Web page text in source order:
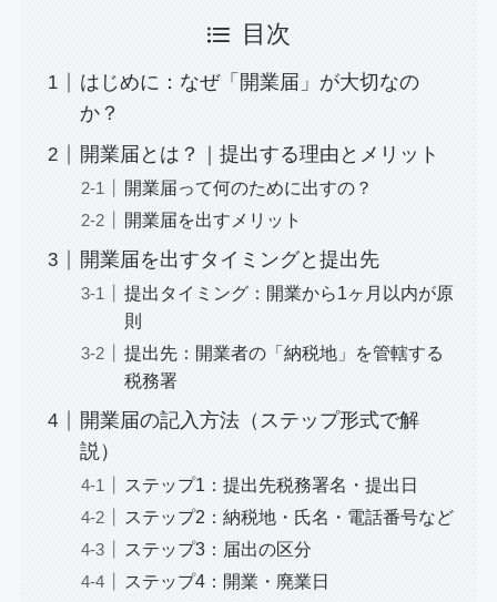
目次
はじめに：なぜ「開業届」が大切なの
か？
開業届とは？｜提出する理由とメリット
開業届って何のために出すの？
開業届を出すメリット
開業届を出すタイミングと提出先
提出タイミング：開業から1ヶ月以内が原
則
提出先：開業者の「納税地」を管轄する
税務署
開業届の記入方法（ステップ形式で解
説）
ステップ1：提出先税務署名・提出日
ステップ2：納税地・氏名・電話番号など
ステップ3：届出の区分
ステップ4：開業・廃業日